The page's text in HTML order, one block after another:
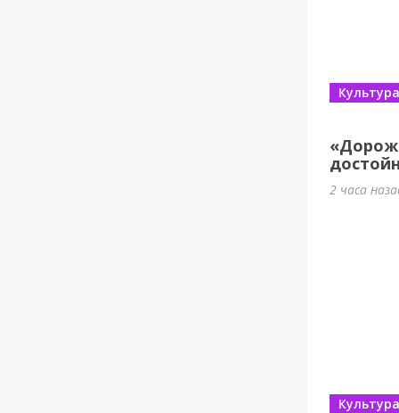
Культура
2 часа
Культура